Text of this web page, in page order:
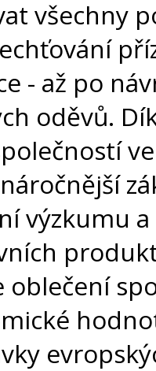
všechny
- až po
oděvů.
výzkumu
oblečení